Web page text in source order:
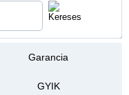
Garancia
GYIK